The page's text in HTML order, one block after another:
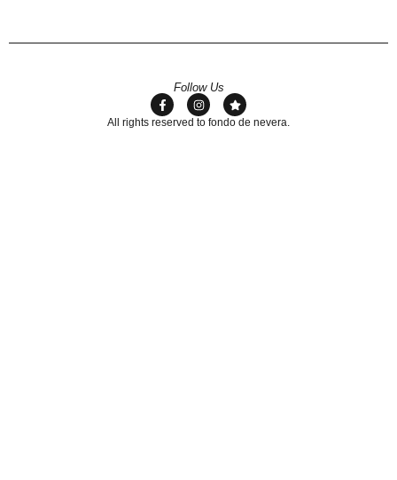
Follow Us
All rights reserved to fondo de nevera.